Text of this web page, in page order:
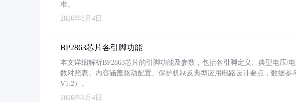
准。
2026年8月4日
BP2863芯片各引脚功能
本文详细解析BP2863芯片的引脚功能及参数，包括各引脚定义、典型电压/
数对照表。内容涵盖驱动配置、保护机制及典型应用电路设计要点，数据参
V1.2）。
2026年8月4日